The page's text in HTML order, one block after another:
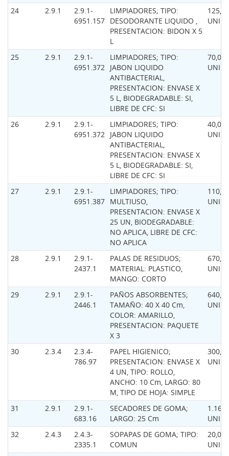
24 2.9.1
2.9.1-
6951.157
LIMPIADORES; TIPO:
DESODORANTE LIQUIDO ,
PRESENTACION: BIDON X 5
L
125,00
25 2.9.1
2.9.1-
6951.372
LIMPIADORES; TIPO:
JABON LIQUIDO
ANTIBACTERIAL,
PRESENTACION: ENVASE X
5 L, BIODEGRADABLE: SI,
LIBRE DE CFC: SI
70,00
26 2.9.1
2.9.1-
6951.372
LIMPIADORES; TIPO:
JABON LIQUIDO
ANTIBACTERIAL,
PRESENTACION: ENVASE X
5 L, BIODEGRADABLE: SI,
LIBRE DE CFC: SI
40,00
27 2.9.1
2.9.1-
6951.387
LIMPIADORES; TIPO:
MULTIUSO,
PRESENTACION: ENVASE X
25 UN, BIODEGRADABLE:
NO APLICA, LIBRE DE CFC:
NO APLICA
110,00
28 2.9.1
2.9.1-
2437.1
PALAS DE RESIDUOS;
MATERIAL: PLASTICO,
MANGO: CORTO
670,00
29 2.9.1
2.9.1-
2446.1
PAÑOS ABSORBENTES;
TAMAÑO: 40 X 40 Cm,
COLOR: AMARILLO,
PRESENTACION: PAQUETE
X 3
640,00
30 2.3.4
2.3.4-
786.97
PAPEL HIGIENICO;
PRESENTACION: ENVASE X
4 UN, TIPO: ROLLO,
ANCHO: 10 Cm, LARGO: 80
M, TIPO DE HOJA: SIMPLE
300,00
31 2.9.1
2.9.1-
683.16
SECADORES DE GOMA;
LARGO: 25 Cm
32
2.4.3
2.4.3-
2335.1
SOPAPAS DE GOMA; TIPO:
COMUN
20,00